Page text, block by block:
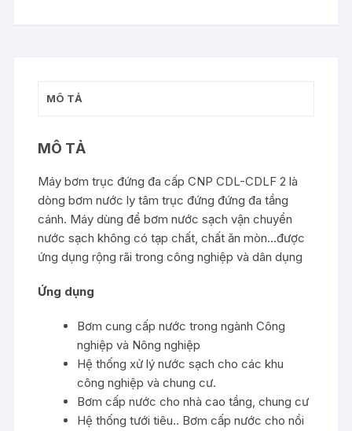
MÔ TẢ
MÔ TẢ
Máy bơm trục đứng đa cấp CNP CDL-CDLF 2 là
dòng bơm nước ly tâm trục đứng đứng đa tầng
cánh. Máy dùng để bơm nước sạch vận chuyển
nước sạch không có tạp chất, chất ăn mòn…được
ứng dụng rộng rãi trong công nghiệp và dân dụng
Ứng dụng
Bơm cung cấp nước trong ngành Công
nghiệp và Nông nghiệp
Hệ thống xử lý nước sạch cho các khu
công nghiệp và chung cư.
Bơm cấp nước cho nhà cao tầng, chung cư
Hệ thống tưới tiêu.. Bơm cấp nước cho nồi